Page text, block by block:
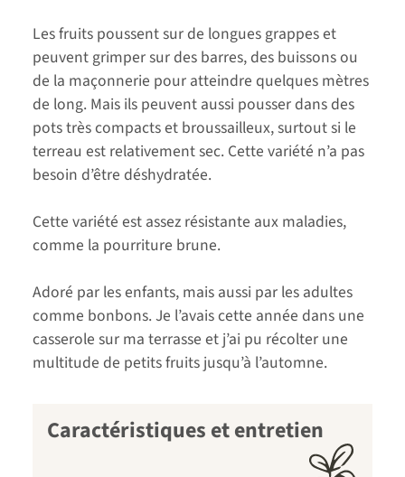
Les fruits poussent sur de longues grappes et
peuvent grimper sur des barres, des buissons ou
de la maçonnerie pour atteindre quelques mètres
de long. Mais ils peuvent aussi pousser dans des
pots très compacts et broussailleux, surtout si le
terreau est relativement sec. Cette variété n’a pas
besoin d’être déshydratée.
Cette variété est assez résistante aux maladies,
comme la pourriture brune.
Adoré par les enfants, mais aussi par les adultes
comme bonbons. Je l’avais cette année dans une
casserole sur ma terrasse et j’ai pu récolter une
multitude de petits fruits jusqu’à l’automne.
Caractéristiques et entretien